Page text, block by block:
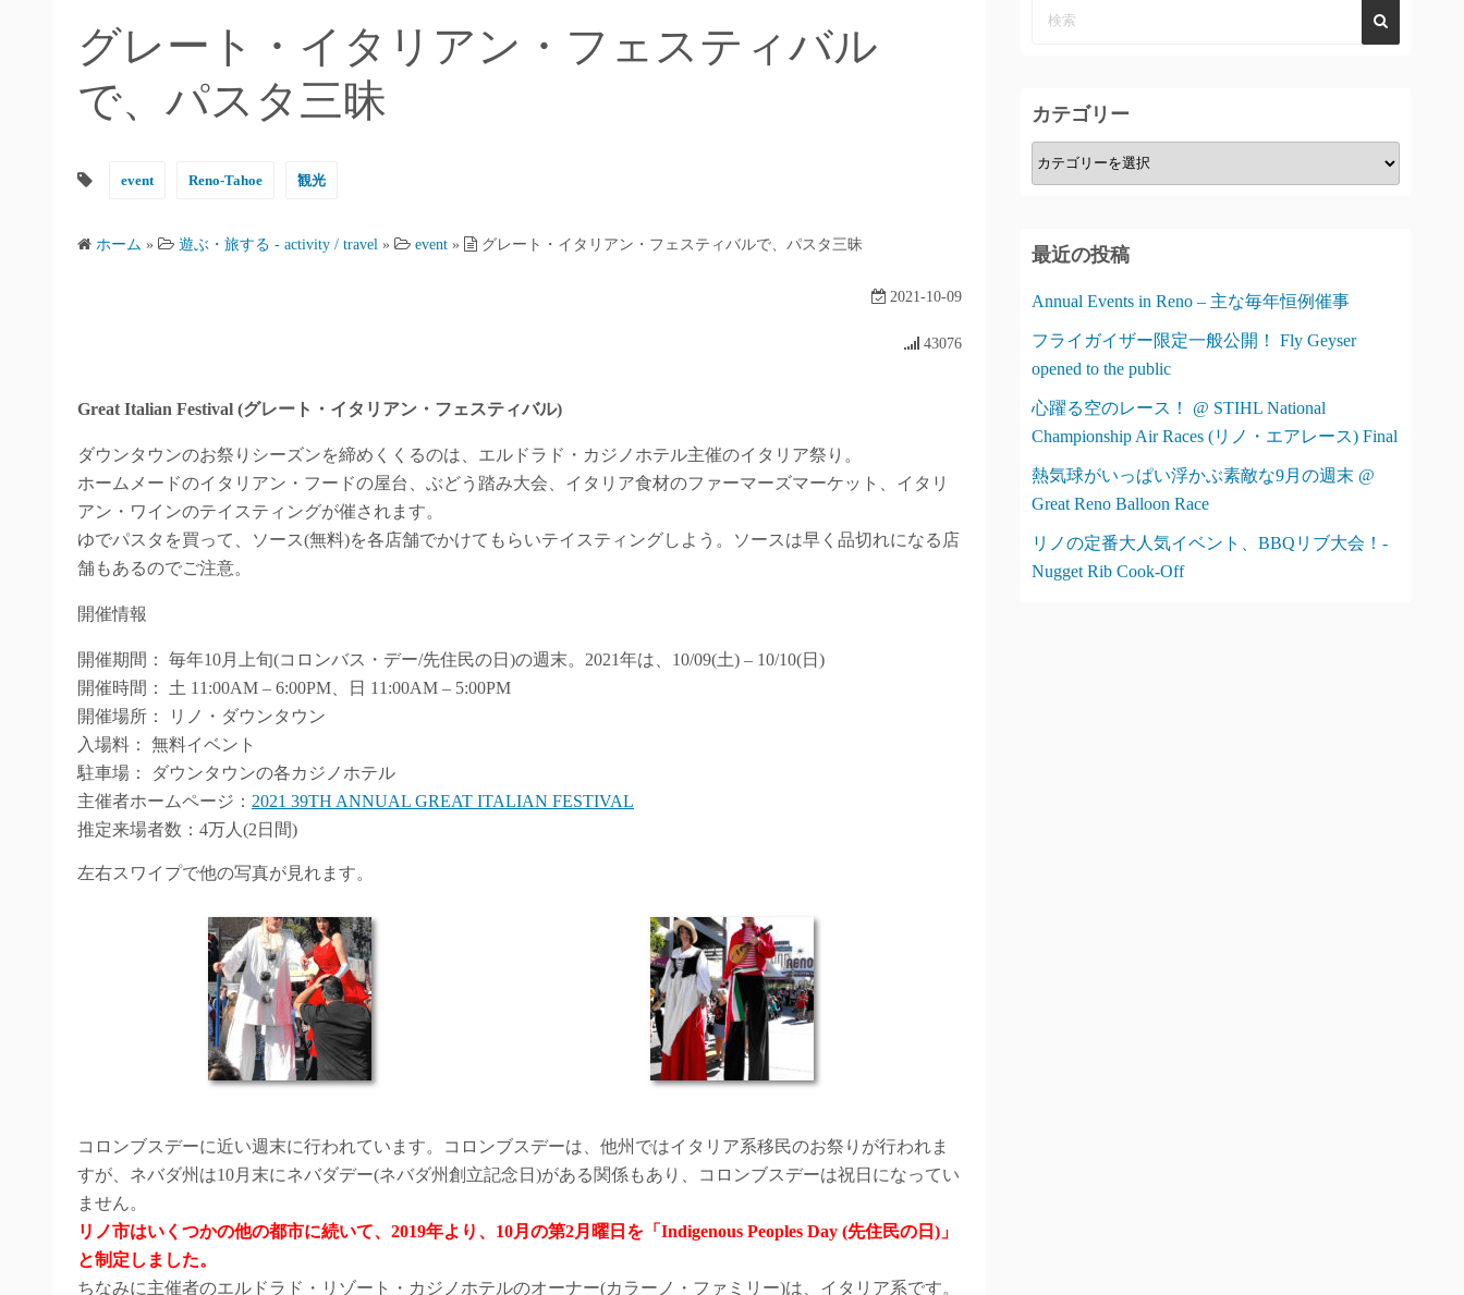
グレート・イタリアン・フェスティバル
で、パスタ三昧
event Reno-Tahoe 観光
ホーム » 遊ぶ・旅する - activity / travel » event » グレート・イタリアン・フェスティバルで、パスタ三昧
2021-10-09
43076
Great Italian Festival (グレート・イタリアン・フェスティバル)
ダウンタウンのお祭りシーズンを締めくくるのは、エルドラド・カジノホテル主催のイタリア祭り。
ホームメードのイタリアン・フードの屋台、ぶどう踏み大会、イタリア食材のファーマーズマーケット、イタリ
アン・ワインのテイスティングが催されます。
ゆでパスタを買って、ソース(無料)を各店舗でかけてもらいテイスティングしよう。ソースは早く品切れになる店
舗もあるのでご注意。
開催情報
開催期間： 毎年10月上旬(コロンバス・デー/先住民の日)の週末。2021年は、10/09(土) – 10/10(日)
開催時間： 土 11:00AM – 6:00PM、日 11:00AM – 5:00PM
開催場所： リノ・ダウンタウン
入場料： 無料イベント
駐車場： ダウンタウンの各カジノホテル
主催者ホームページ： 2021 39TH ANNUAL GREAT ITALIAN FESTIVAL
推定来場者数：4万人(2日間)
左右スワイプで他の写真が見れます。
コロンブスデーに近い週末に行われています。コロンブスデーは、他州ではイタリア系移民のお祭りが行われま
すが、ネバダ州は10月末にネバダデー(ネバダ州創立記念日)がある関係もあり、コロンブスデーは祝日になってい
ません。
リノ市はいくつかの他の都市に続いて、2019年より、10月の第2月曜日を「Indigenous Peoples Day (先住民の日)」
と制定しました。
ちなみに主催者のエルドラド・リゾート・カジノホテルのオーナー(カラーノ・ファミリー)は、イタリア系です。
カテゴリー
カ
テ
ー
最近の投稿
Annual Events in Reno – 主な毎年恒例催事
フライガイザー限定一般公開！ Fly Geyser
opened to the public
心躍る空のレース！ @ STIHL National
Championship Air Races (リノ・エアレース) Final
熱気球がいっぱい浮かぶ素敵な9月の週末 @
Great Reno Balloon Race
リノの定番大人気イベント、BBQリブ大会！-
Nugget Rib Cook-Off